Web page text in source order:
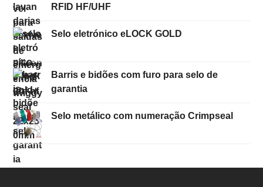
RFID HF/UHF
Selo eletrónico eLOCK GOLD
Barris e bidões com furo para selo de
garantia
Selo metálico com numeração Crimpseal